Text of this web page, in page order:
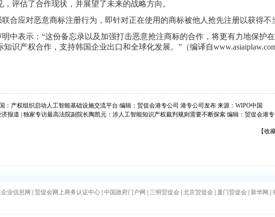
，评估了合作现状，并展望了未来的战略方向。
合应对恶意商标注册行为，即针对正在使用的商标被他人抢先注册以获得不
中表示： “这份备忘录以及加强打击恶意抢注商标的合作，将更有力地保护
识产权合作，支持韩国企业出口和全球化发展。”（编译自www.asiaiplaw.com
：产权组织启动人工智能基础设施交流平台 编辑：贸促会港专公司 港专公司发布 来源：WIPO中国
济报道 | 独家专访最高法院副院长陶凯元：涉人工智能知识产权裁判规则需要不断探索 编辑：贸促会港
【收
业信息网 贸促会网上商务认证中心 中国政府门户网 三明贸促会 北京贸促会 厦门贸促会 新华网